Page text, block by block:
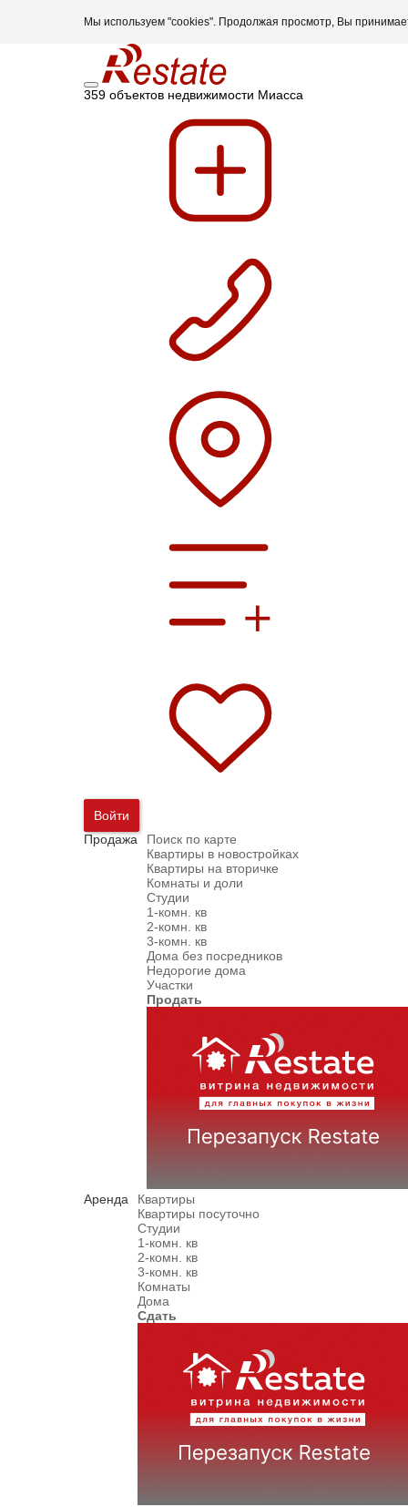
Мы используем "cookies". Продолжая просмотр, Вы
359 объектов недвижимости Миасса
Войти
Продажа
Поиск по карте
Квартиры в новостройках
Квартиры на вторичке
Комнаты и доли
Студии
1-комн. кв
2-комн. кв
3-комн. кв
Дома без посредников
Недорогие дома
Участки
Продать
Аренда
Квартиры
Квартиры посуточно
Студии
1-комн. кв
2-комн. кв
3-комн. кв
Комнаты
Дома
Сдать